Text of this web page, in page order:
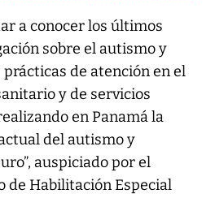
a conocer los últimos
sobre el autismo y
de atención en el
y de servicios
en Panamá la
del autismo y
auspiciado por el
de Habilitación Especial